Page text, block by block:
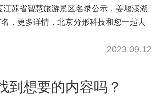
苏省智慧旅游景区名录公示，姜堰溱湖
，更多详情，北京分形科技和您一起去
2023.09.12
到想要的内容吗？